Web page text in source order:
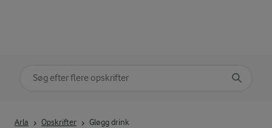
Arla Opskrifter Gløgg drink
Søg på kategori